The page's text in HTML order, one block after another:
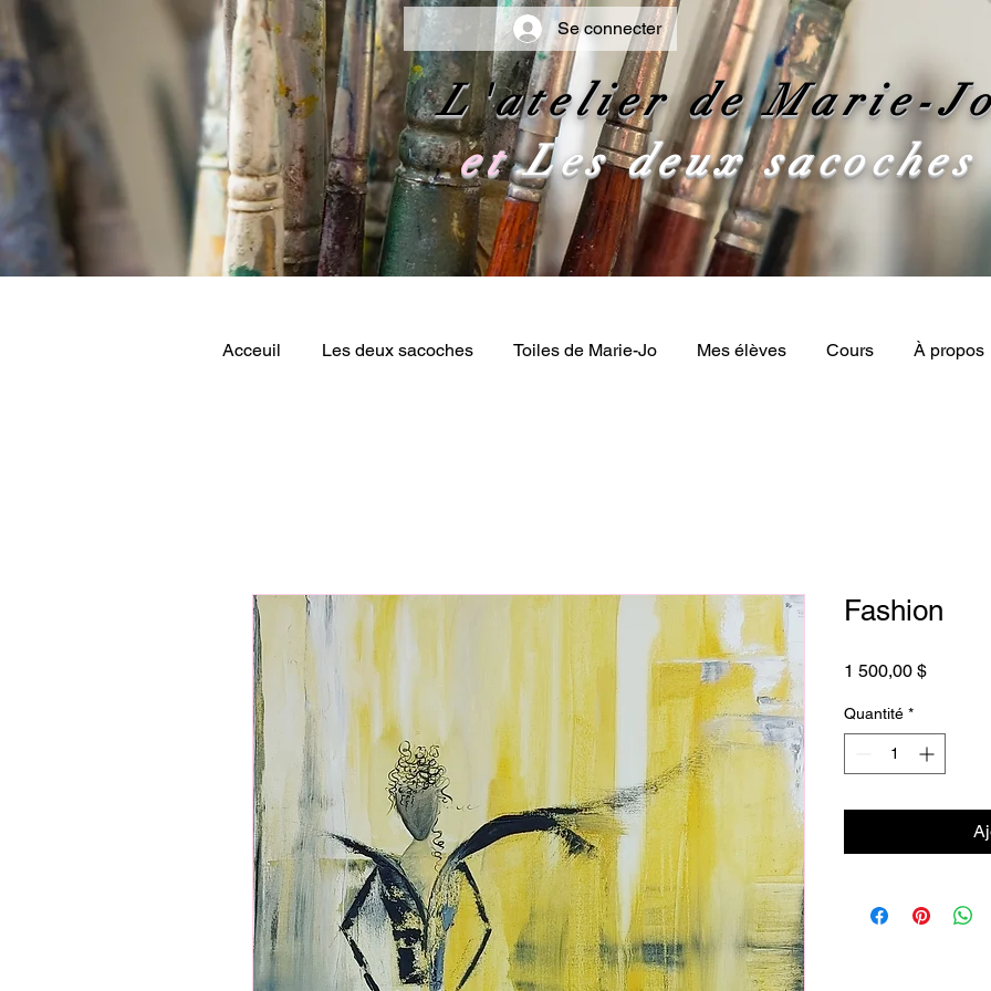
Se connecter
L'atelier de Marie-
etLes deux sacoches
Acceuil Les deux sacoches Toiles de Marie-Jo Mes élèves Cours À propos
Fashion
1 500,00 $Prix
Quantité *